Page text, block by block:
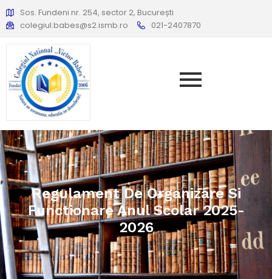
Sos. Fundeni nr. 254, sector 2, București
colegiul.babes@s2.ismb.ro
021-2407870
Regulament De Organizare Si
Functionare Anul Scolar 2025-
2026